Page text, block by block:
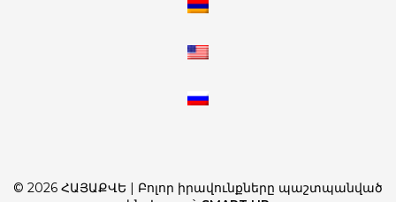
© 2026 ՀԱՅԱՔՎԵ | Բոլոր իրավունքները պաշտպանված